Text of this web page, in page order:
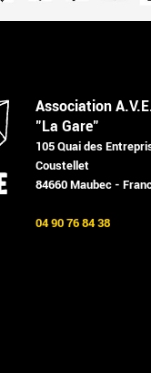
Association
"La Gare"
105 Quai des
Coustellet
84660 Maubec -
04 90 76 84 38